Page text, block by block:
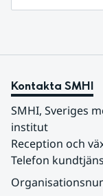
Kontakta SMHI
SMHI, Sveriges
institut
Reception och
Telefon